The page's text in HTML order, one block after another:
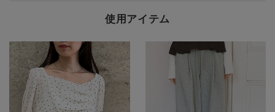
使用アイテム